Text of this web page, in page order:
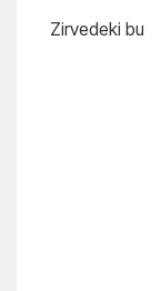
Zirvedeki bu